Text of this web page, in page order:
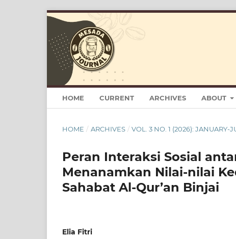
HOME CURRENT ARCHIVES ABOUT
HOME / ARCHIVES / VOL. 3 NO. 1 (2026): JANUARY-
Peran Interaksi Sosial
Menanamkan Nilai-nilai
Sahabat Al-Qur’an Binjai
Elia Fitri